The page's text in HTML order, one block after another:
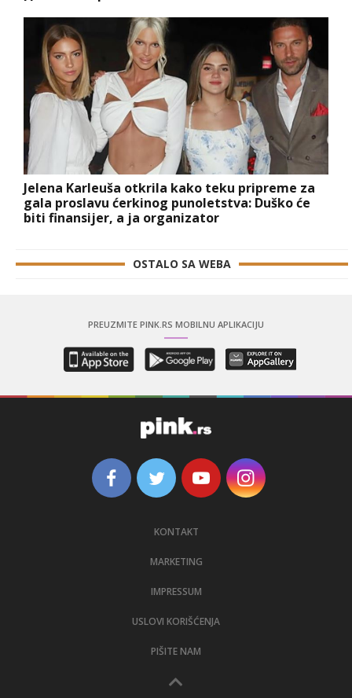
Jelena Karleuša otkrila kako teku pripreme za
gala proslavu ćerkinog punoletstva: Duško će
biti finansijer, a ja organizator
OSTALO SA WEBA
PREUZMITE PINK.RS MOBILNU APLIKACIJU
KONTAKT
MARKETING
IMPRESSUM
USLOVI KORIŠĆENJA
PIŠITE NAM